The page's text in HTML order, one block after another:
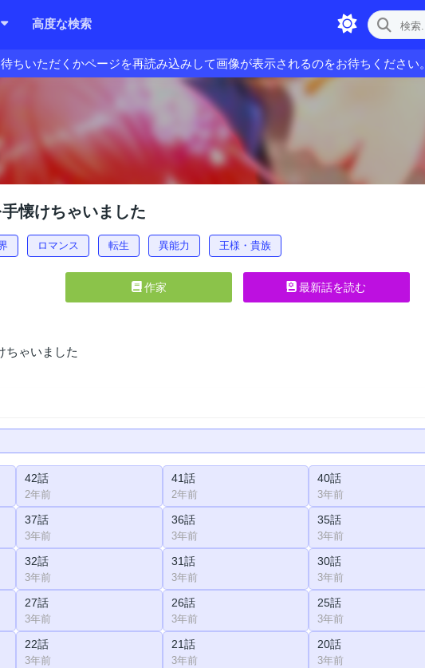
高度な検索
ちいただくかページを再読み込みして画像が表示されるのをお待ちください。
懐けちゃいました
ロマンス 転生 異能力 王様・貴族
作家 最新話を読む
ちゃいました
42話
2年前
41話
2年前
40話
3年前
37話
3年前
36話
3年前
35話
3年前
32話
3年前
31話
3年前
30話
3年前
27話
3年前
26話
3年前
25話
3年前
22話
3年前
21話
3年前
20話
3年前